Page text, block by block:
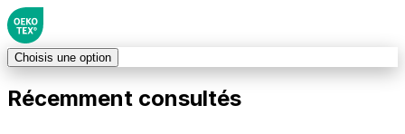
Choisis une option
Récemment consultés